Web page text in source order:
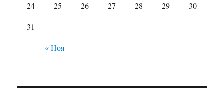
24
25 26 27 28 29
30
31
« Ноя